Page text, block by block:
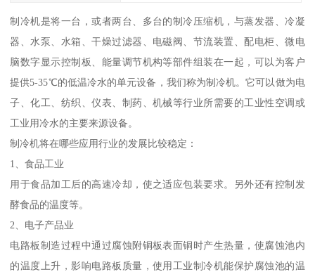
制冷机是将一台，或者两台、多台的制冷压缩机，与蒸发器、冷凝
器、水泵、水箱、干燥过滤器、电磁阀、节流装置、配电柜、微电
脑数字显示控制板、能量调节机构等部件组装在一起，可以为客户
提供5-35℃的低温冷水的单元设备，我们称为制冷机。它可以做为电
子、化工、纺织、仪表、制药、机械等行业所需要的工业性空调或
工业用冷水的主要来源设备。
制冷机将在哪些应用行业的发展比较稳定：
1、食品工业
用于食品加工后的高速冷却，使之适应包装要求。另外还有控制发
酵食品的温度等。
2、电子产品业
电路板制造过程中通过腐蚀附铜板表面铜时产生热量，使腐蚀池内
的温度上升，影响电路板质量，使用工业制冷机能保护腐蚀池的温